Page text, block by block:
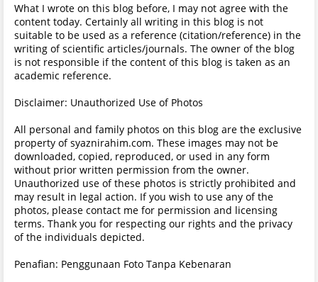
What I wrote on this blog before, I may not agree with the
content today. Certainly all writing in this blog is not
suitable to be used as a reference (citation/reference) in the
writing of scientific articles/journals. The owner of the blog
is not responsible if the content of this blog is taken as an
academic reference.
Disclaimer: Unauthorized Use of Photos
All personal and family photos on this blog are the exclusive
property of syaznirahim.com. These images may not be
downloaded, copied, reproduced, or used in any form
without prior written permission from the owner.
Unauthorized use of these photos is strictly prohibited and
may result in legal action. If you wish to use any of the
photos, please contact me for permission and licensing
terms. Thank you for respecting our rights and the privacy
of the individuals depicted.
Penafian: Penggunaan Foto Tanpa Kebenaran